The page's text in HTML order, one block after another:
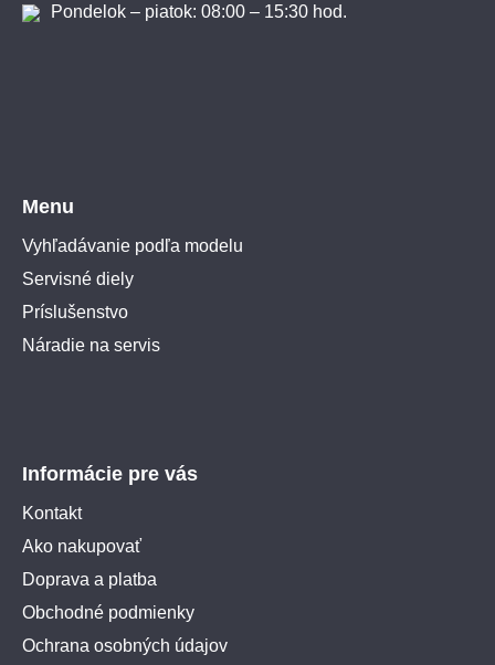
Pondelok – piatok: 08:00 – 15:30 hod.
Menu
Vyhľadávanie podľa modelu
Servisné diely
Príslušenstvo
Náradie na servis
Informácie pre vás
Kontakt
Ako nakupovať
Doprava a platba
Obchodné podmienky
Ochrana osobných údajov